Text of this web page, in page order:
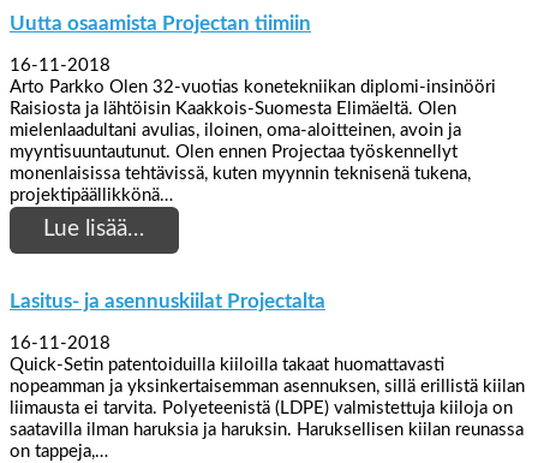
Uutta osaamista Projectan tiimiin
16-11-2018
Arto Parkko Olen 32-vuotias konetekniikan diplomi-insinööri
Raisiosta ja lähtöisin Kaakkois-Suomesta Elimäeltä. Olen
mielenlaadultani avulias, iloinen, oma-aloitteinen, avoin ja
myyntisuuntautunut. Olen ennen Projectaa työskennellyt
monenlaisissa tehtävissä, kuten myynnin teknisenä tukena,
projektipäällikkönä…
Lue lisää…
Lasitus- ja asennuskiilat Projectalta
16-11-2018
Quick-Setin patentoiduilla kiiloilla takaat huomattavasti
nopeamman ja yksinkertaisemman asennuksen, sillä erillistä kiilan
liimausta ei tarvita. Polyeteenistä (LDPE) valmistettuja kiiloja on
saatavilla ilman haruksia ja haruksin. Haruksellisen kiilan reunassa
on tappeja,…